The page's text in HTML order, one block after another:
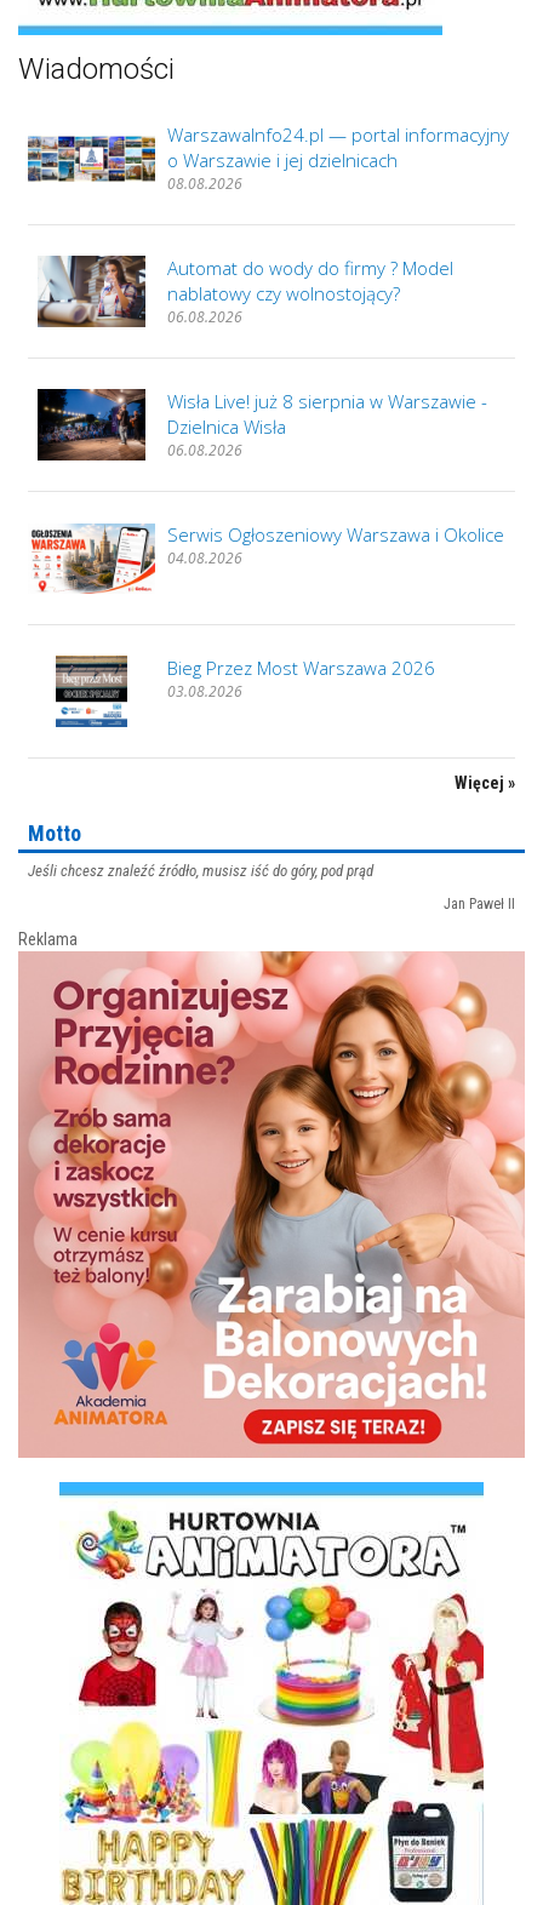
Wiadomości
WarszawaInfo24.pl — portal informacyjny
o Warszawie i jej dzielnicach
08.08.2026
Automat do wody do firmy ? Model
nablatowy czy wolnostojący?
06.08.2026
Wisła Live! już 8 sierpnia w Warszawie -
Dzielnica Wisła
06.08.2026
Serwis Ogłoszeniowy Warszawa i Okolice
04.08.2026
Bieg Przez Most Warszawa 2026
03.08.2026
Więcej »
Motto
Jeśli chcesz znaleźć źródło, musisz iść do góry, pod prąd
Jan Paweł II
Reklama